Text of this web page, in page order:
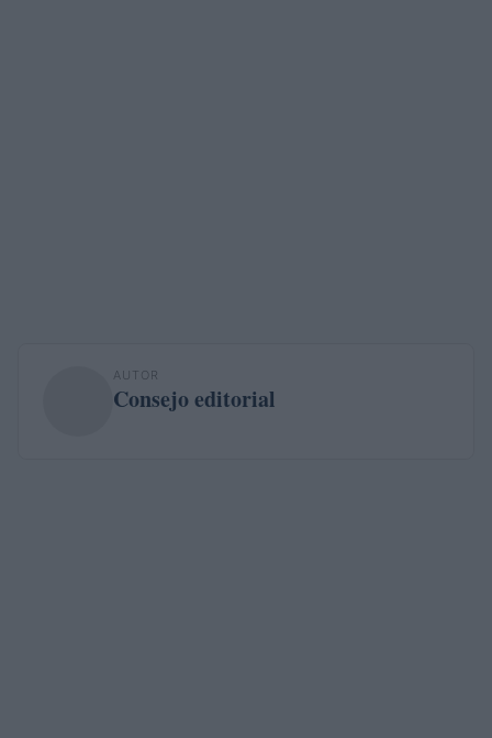
AUTOR
Consejo editorial